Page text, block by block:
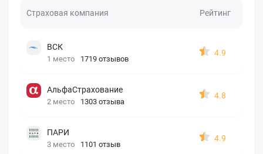
Страховая компания Рейтинг
ВСК
1 место 1719 отзывов
4.9
АльфаСтрахование
2 место 1303 отзыва
4.8
ПАРИ
3 место 1101 отзыв
4.9